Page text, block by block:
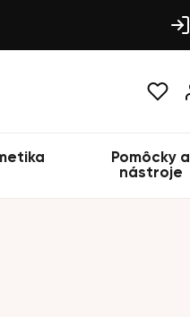
Pomôcky a
nástroje